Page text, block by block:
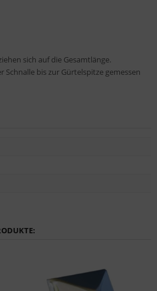
sich auf die Gesamtlänge.
Schnalle bis zur Gürtelspitze gemessen